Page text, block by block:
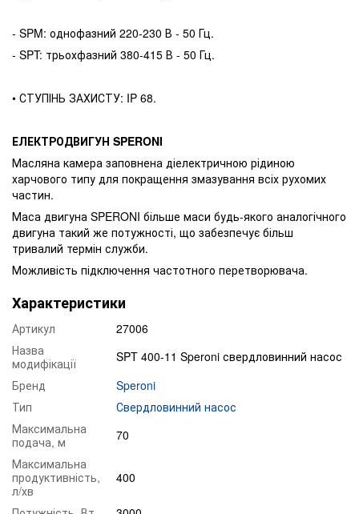
- SPM: однофазний 220-230 В - 50 Гц.
- SPT: трьохфазний 380-415 В - 50 Гц.
• СТУПІНЬ ЗАХИСТУ: IP 68.
ЕЛЕКТРОДВИГУН SPERONI
Масляна камера заповнена діелектричною рідиною
харчового типу для покращення змазування всіх рухомих
частин.
Маса двигуна SPERONI більше маси будь-якого аналогічного
двигуна такий же потужності, що забезпечує більш
тривалий термін служби.
Можливість підключення частотного перетворювача.
Характеристики
Артикул
27006
Назва
модифікації
SPT 400-11 Speroni свердловинний насос
Бренд
Speroni
Тип
Свердловинний насос
Максимальна
подача, м
70
Максимальна
продуктивність,
л/хв
400